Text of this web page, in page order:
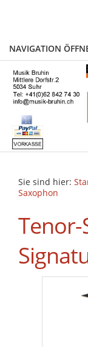
NAVIGATION
Sie sind hier:
Saxophon
Tenor-